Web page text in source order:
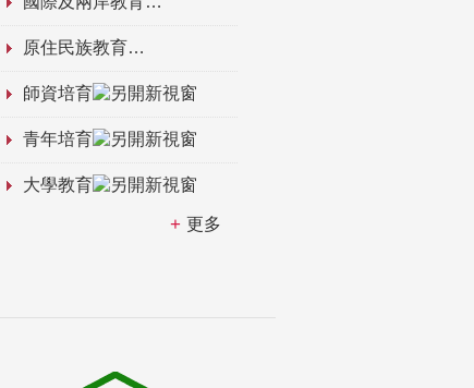
原住民族教育
師資培育
青年培育
大學教育
更多